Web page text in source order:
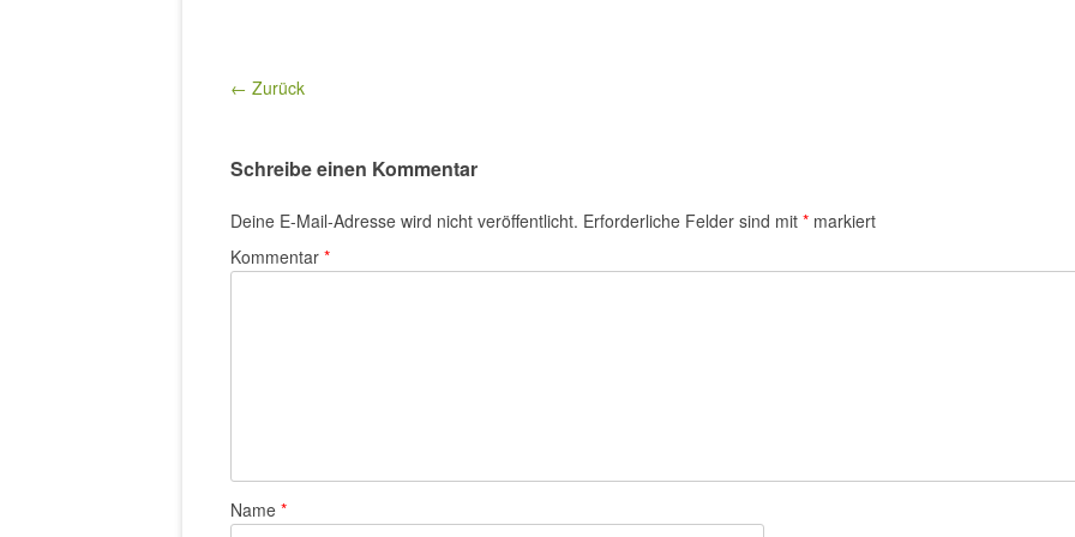
← Zurück
Schreibe einen Kommentar
Deine E-Mail-Adresse wird nicht veröffentlicht. Erforderliche Felder sind mit * markiert
Kommentar *
Name *